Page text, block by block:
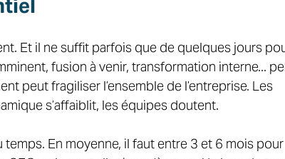
Et il ne suffit parfois que de quelques jours
fusion à venir, transformation interne...
peut fragiliser l’ensemble de l’entreprise. Les
s’affaiblit, les équipes doutent.
En moyenne, il faut entre 3 et 6 mois pour